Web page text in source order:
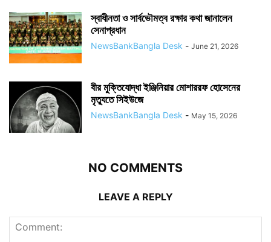
স্বাধীনতা ও সার্বভৌমত্ব রক্ষার কথা জানালেন
সেনাপ্রধান
NewsBankBangla Desk - June 21, 2026
বীর মুক্তিযোদ্ধা ইঞ্জিনিয়ার মোশাররফ হোসেনের
মৃত্যুতে সিইউজে
NewsBankBangla Desk - May 15, 2026
NO COMMENTS
LEAVE A REPLY